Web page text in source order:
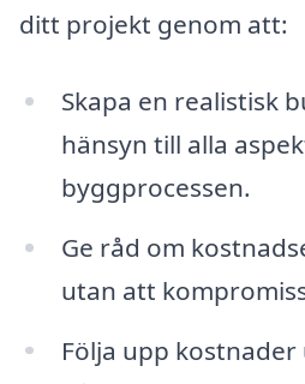
ditt projekt genom att:
Skapa en realistisk
hänsyn till alla
byggprocessen.
Ge råd om
utan att
Följa upp